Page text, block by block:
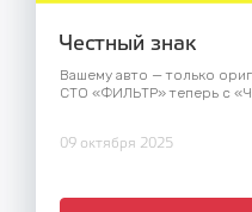
Честный знак
Вашему авто — только
СТО «ФИЛЬТР» теперь с
09 октября 2025